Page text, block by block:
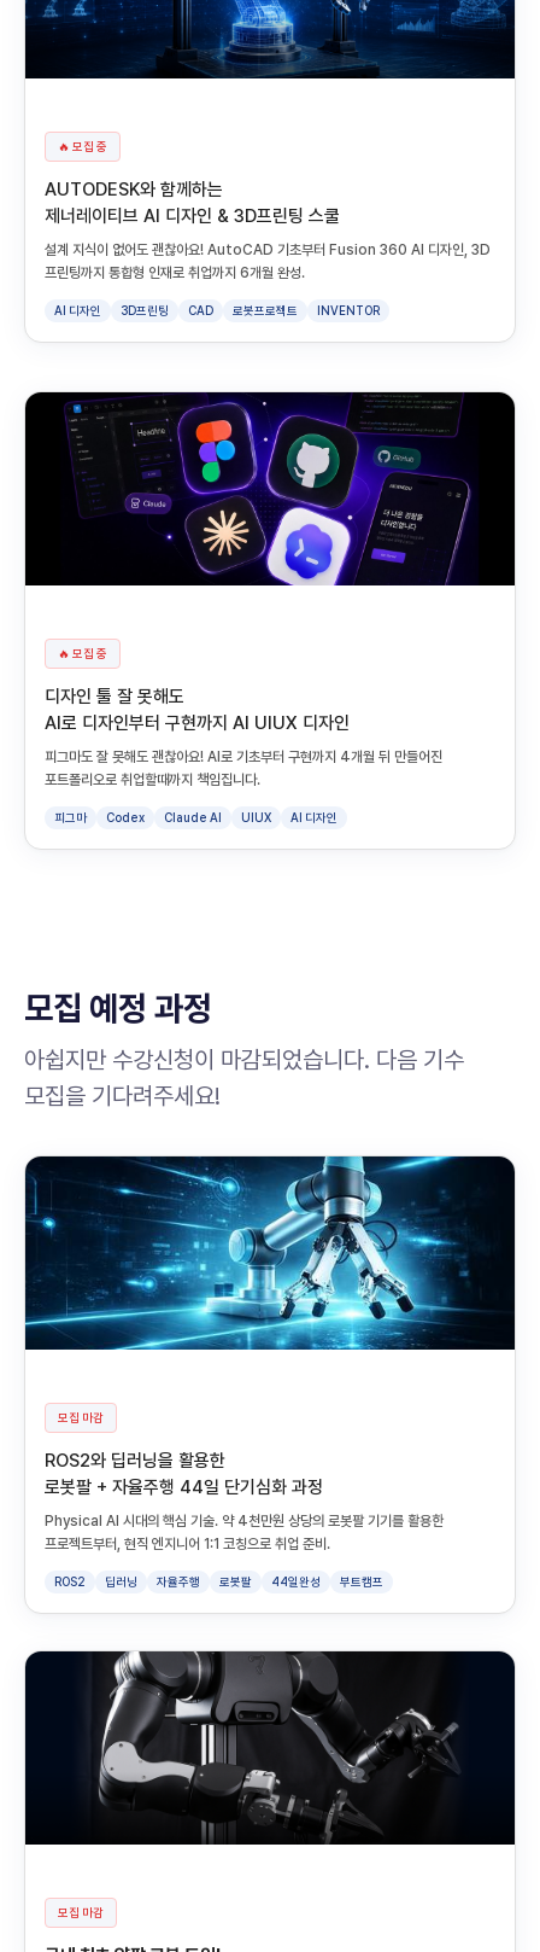
🔥 모집 중
AUTODESK와 함께하는
제너레이티브 AI 디자인 & 3D프린팅 스쿨
설계 지식이 없어도 괜찮아요! AutoCAD 기초부터 Fusion 360 AI 디자인, 3D
프린팅까지 통합형 인재로 취업까지 6개월 완성.
AI 디자인 3D프린팅 CAD 로봇프로젝트 INVENTOR
🔥 모집 중
디자인 툴 잘 못해도
AI로 디자인부터 구현까지 AI UIUX 디자인
피그마도 잘 못해도 괜찮아요! AI로 기초부터 구현까지 4개월 뒤 만들어진
포트폴리오로 취업할때까지 책임집니다.
피그마 Codex Claude AI UIUX AI 디자인
모집 예정 과정
아쉽지만 수강신청이 마감되었습니다. 다음 기수
모집을 기다려주세요!
모집 마감
ROS2와 딥러닝을 활용한
로봇팔 + 자율주행 44일 단기심화 과정
Physical AI 시대의 핵심 기술. 약 4천만원 상당의 로봇팔 기기를 활용한
프로젝트부터, 현직 엔지니어 1:1 코칭으로 취업 준비.
ROS2 딥러닝 자율주행 로봇팔 44일완성 부트캠프
모집 마감